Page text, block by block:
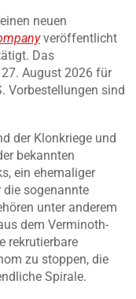
neuen
veröffentlicht
Das
August 2026 für
Vorbestellungen sind
der Klonkriege und
bekannten
ein ehemaliger
die sogenannte
unter anderem
dem Verminoth-
rekrutierbare
zu stoppen, die
Spirale.